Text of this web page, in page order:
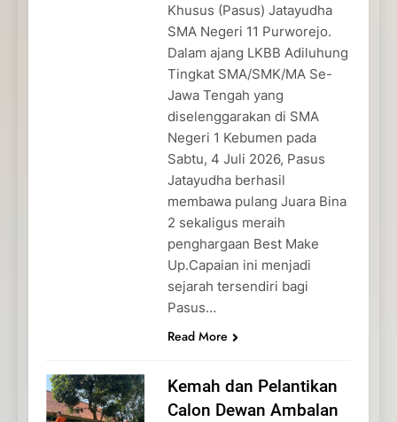
Khusus (Pasus) Jatayudha
SMA Negeri 11 Purworejo.
Dalam ajang LKBB Adiluhung
Tingkat SMA/SMK/MA Se-
Jawa Tengah yang
diselenggarakan di SMA
Negeri 1 Kebumen pada
Sabtu, 4 Juli 2026, Pasus
Jatayudha berhasil
membawa pulang Juara Bina
2 sekaligus meraih
penghargaan Best Make
Up.Capaian ini menjadi
sejarah tersendiri bagi
Pasus…
Read More
Kemah dan Pelantikan
Calon Dewan Ambalan